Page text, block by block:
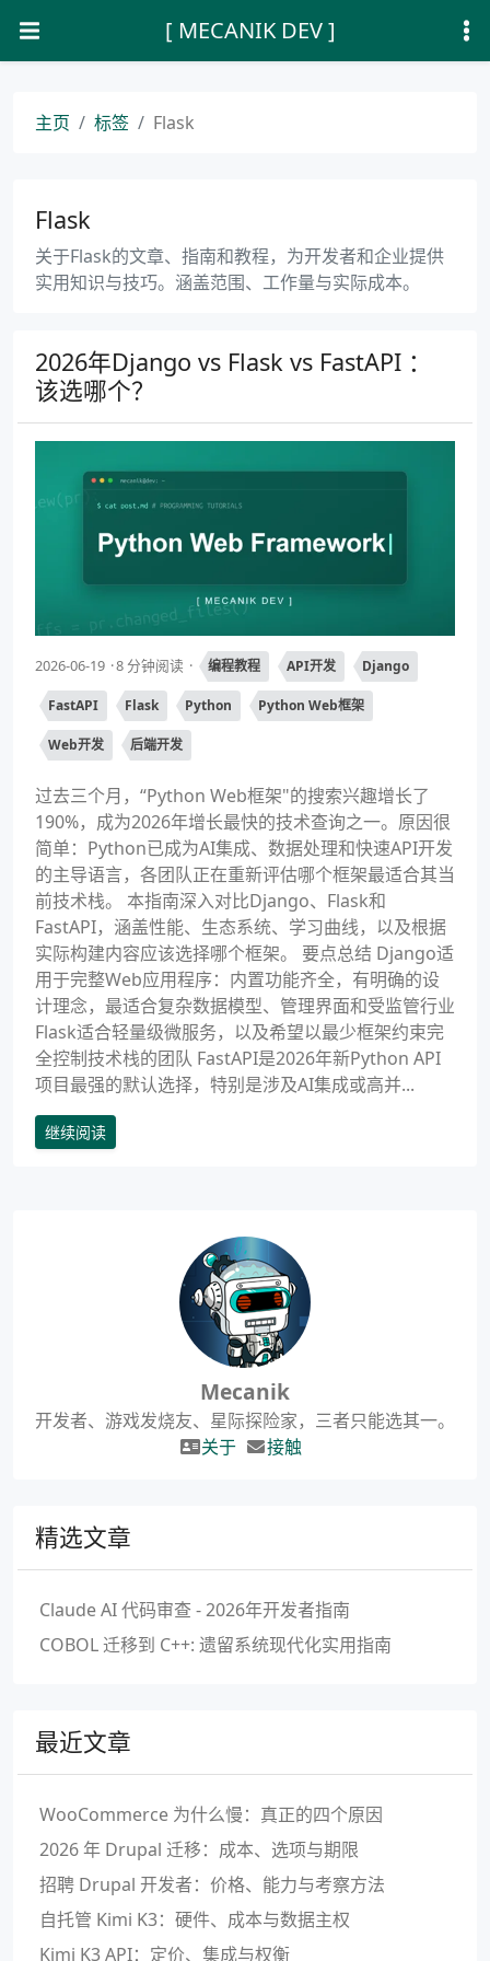
[ MECANIK DEV ]
主页 标签 Flask
Flask
关于Flask的文章、指南和教程，为开发者和企业提供
实用知识与技巧。涵盖范围、工作量与实际成本。
2026年Django vs Flask vs FastAPI ：
该选哪个？
2026-06-19 8 分钟阅读 编程教程 API开发 Django
FastAPI Flask Python Python Web框架
Web开发 后端开发
过去三个月，“Python Web框架"的搜索兴趣增长了
190%，成为2026年增长最快的技术查询之一。原因很
简单：Python已成为AI集成、数据处理和快速API开发
的主导语言，各团队正在重新评估哪个框架最适合其当
前技术栈。 本指南深入对比Django、Flask和
FastAPI，涵盖性能、生态系统、学习曲线，以及根据
实际构建内容应该选择哪个框架。 要点总结 Django适
用于完整Web应用程序：内置功能齐全，有明确的设
计理念，最适合复杂数据模型、管理界面和受监管行业
Flask适合轻量级微服务，以及希望以最少框架约束完
全控制技术栈的团队 FastAPI是2026年新Python API
项目最强的默认选择，特别是涉及AI集成或高并...
继续阅读
Mecanik
开发者、游戏发烧友、星际探险家，三者只能选其一。
关于
接触
精选文章
Claude AI 代码审查 - 2026年开发者指南
COBOL 迁移到 C++: 遗留系统现代化实用指南
最近文章
WooCommerce 为什么慢：真正的四个原因
2026 年 Drupal 迁移：成本、选项与期限
招聘 Drupal 开发者：价格、能力与考察方法
自托管 Kimi K3：硬件、成本与数据主权
Kimi K3 API：定价、集成与权衡